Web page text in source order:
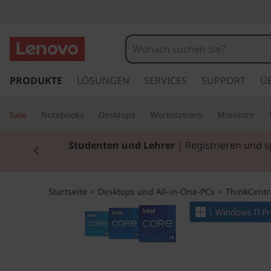
h
n
k
u
a
PRODUKTE LÖSUNGEN SERVICES SUPPORT
Sale Notebooks Desktops Workstations Monitore
Studenten und Lehrer | Registrieren und
Currently displaying item 2 of 3
Startseite > Desktops und All-in-One-PCs >